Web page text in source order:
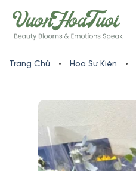
to
content
Trang Chủ • Hoa Sự Kiện •